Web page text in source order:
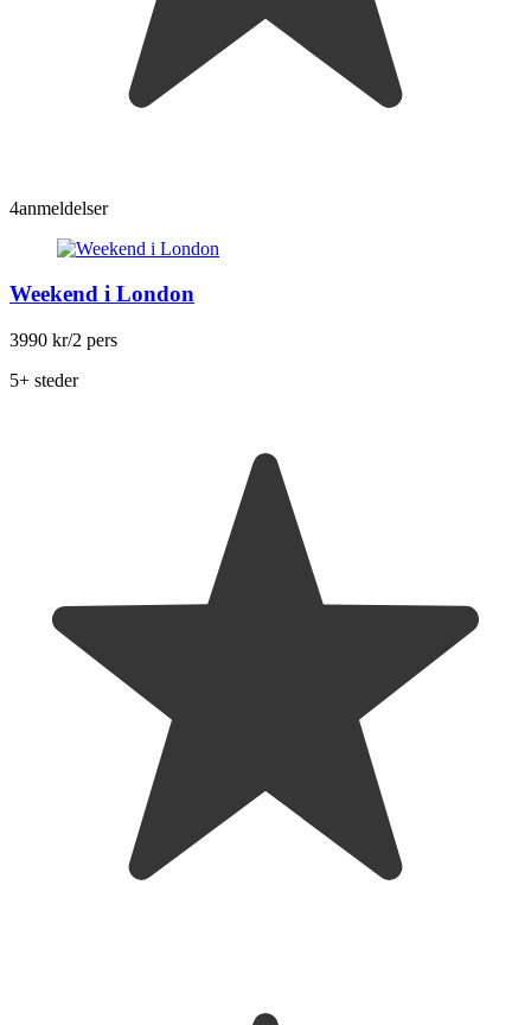
4anmeldelser
Weekend i London
3990 kr/2 pers
5+ steder